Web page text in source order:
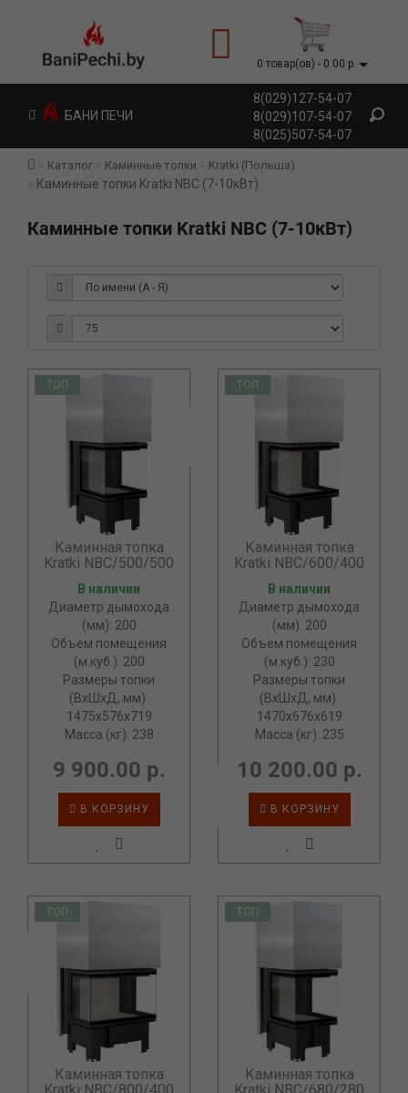
0 товар(ов) - 0.00 р.
8(029)127-54-07
8(029)107-54-07
8(025)507-54-07
БАНИ ПЕЧИ
Каталог Каминные топки Kratki (Польша)
Каминные топки Kratki NBC (7-10кВт)
Каминные топки Kratki NBC (7-10кВт)
ТОП
Каминная топка
Kratki NBC/500/500
В наличии
Диаметр дымохода
(мм): 200
Объём помещения
(м.куб.): 200
Размеры топки
(ВxШxД, мм):
1475x576x719
Масса (кг): 238
9 900.00 р.
В КОРЗИНУ
ТОП
Каминная топка
Kratki NBC/600/400
В наличии
Диаметр дымохода
(мм): 200
Объём помещения
(м.куб.): 230
Размеры топки
(ВxШxД, мм):
1470x676x619
Масса (кг): 235
10 200.00 р.
В КОРЗИНУ
ТОП
Каминная топка
ТОП
Каминная топка